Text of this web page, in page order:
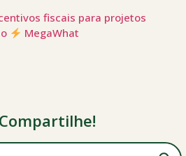
fiscais para projetos
MegaWhat